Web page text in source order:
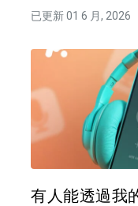
已更新 01 6 月, 2026
有人能透過我